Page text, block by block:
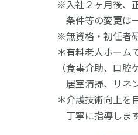
※入社２ヶ月後、
条件等の変更は
※無資格・初任者
＊有料老人ホーム
（食事介助、口腔
居室清掃、リネ
＊介護技術向上を
丁寧に指導しま